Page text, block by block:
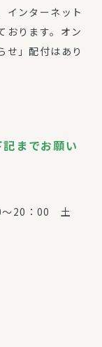
インターネット
おります。オン
せ」配付はあり
までお願い
～20：00 土